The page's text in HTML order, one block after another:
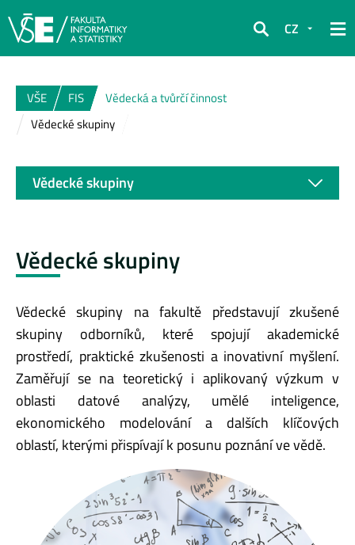
Hledat
CZ
VŠE FIS
Vědecká a tvůrčí činnost
Vědecké skupiny
Vědecké skupiny
Vědecké skupiny na fakultě představují zkušené
skupiny odborníků, které spojují akademické
prostředí, praktické zkušenosti a inovativní myšlení.
Zaměřují se na teoretický i aplikovaný výzkum v
oblasti datové analýzy, umělé inteligence,
ekonomického modelování a dalších klíčových
oblastí, kterými přispívají k posunu poznání ve vědě.
Vědecké skupiny